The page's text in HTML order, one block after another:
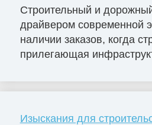
Строительный и
драйвером современной
наличии заказов, когда
прилегающая
Изыскания для